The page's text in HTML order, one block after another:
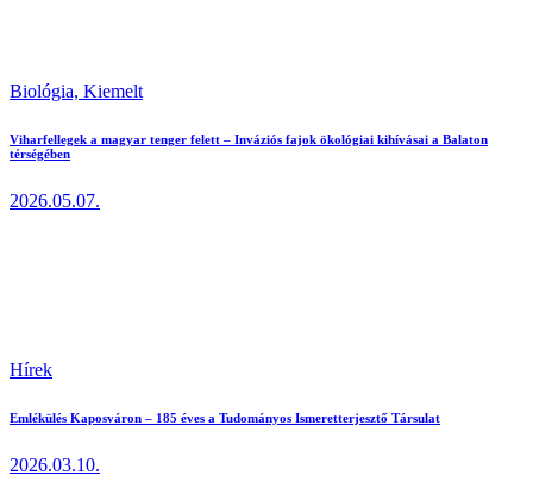
Biológia, Kiemelt
Viharfellegek a magyar tenger felett – Inváziós fajok ökológiai kihívásai a Balaton
térségében
2026.05.07.
Hírek
Emlékülés Kaposváron – 185 éves a Tudományos Ismeretterjesztő Társulat
2026.03.10.